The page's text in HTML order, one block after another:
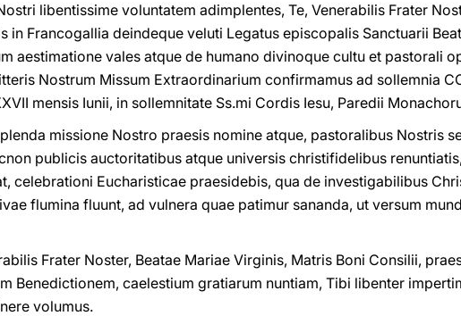
libentissime voluntatem adimplentes, Te, Venerabilis Frater
in Francogallia deindeque veluti Legatus episcopalis Sanctuarii
aestimatione vales atque de humano divinoque cultu et pastorali
Nostrum Missum Extraordinarium confirmamus ad sollemnia
mensis Iunii, in sollemnitate Ss.mi Cordis Iesu, Paredii
missione Nostro praesis nomine atque, pastoralibus Nostris
publicis auctoritatibus atque universis christifidelibus
celebrationi Eucharisticae praesidebis, qua de investigabilibus
flumina fluunt, ad vulnera quae patimur sananda, ut versum
Frater Noster, Beatae Mariae Virginis, Matris Boni Consilii,
Benedictionem, caelestium gratiarum nuntiam, Tibi libenter
volumus.